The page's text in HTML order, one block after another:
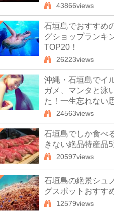
43866views
石垣島でおすすめ
グショップランキ
TOP20！
26223views
沖縄・石垣島でイ
ガメ、マンタと泳
た！一生忘れない
24563views
石垣島でしか食べ
きない絶品特産品
20597views
石垣島の絶景シュ
グスポットおすす
12579views